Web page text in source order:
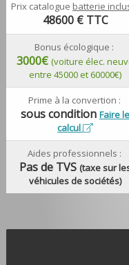
Prix catalogue batterie
48600 € TTC
Bonus écologique :
3000€(voiture élec.
entre 45000 et 60000€)
Prime à la convertion :
sous conditionFaire le
calcul
Aides professionnels :
Pas de TVS (taxe sur
véhicules de sociétés)